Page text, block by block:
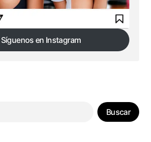
Síguenos en Instagram
Síguenos en Instagram
Buscar